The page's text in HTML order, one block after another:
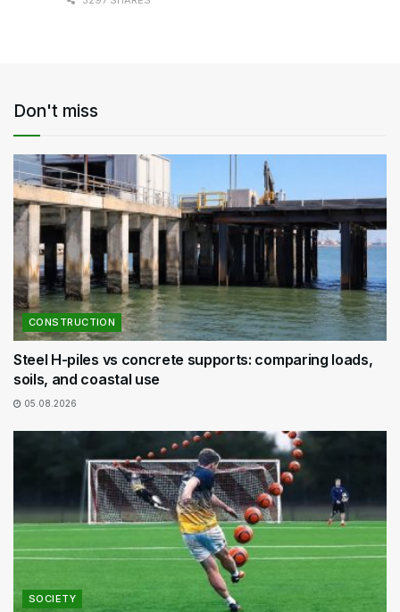
Don't miss
CONSTRUCTION
Steel H-piles vs concrete supports: comparing loads,
soils, and coastal use
05.08.2026
SOCIETY